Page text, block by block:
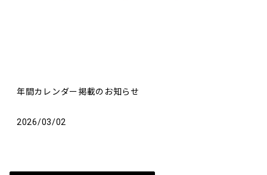
年間カレンダー掲載のお知らせ
2026/03/02